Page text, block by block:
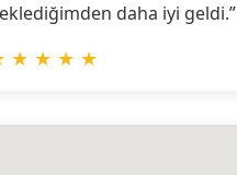
daha iyi geldi.”
★ ★ ★ ★